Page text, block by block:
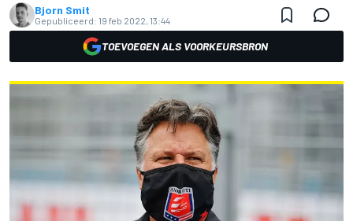
Bjorn Smit
Gepubliceerd: 19 feb 2022, 13:44
TOEVOEGEN ALS VOORKEURSBRON